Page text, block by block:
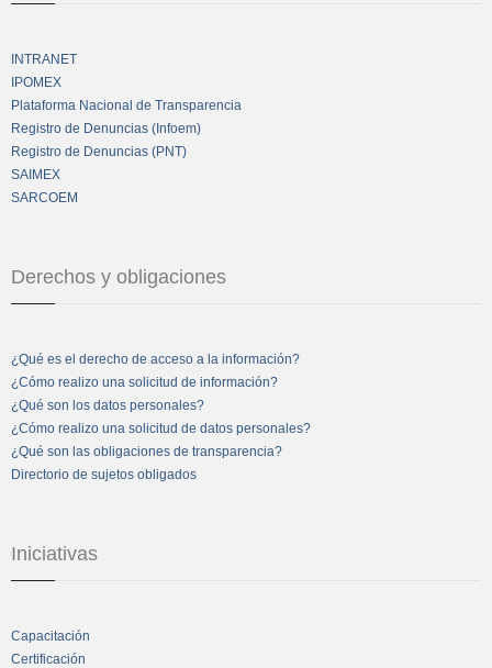
INTRANET
IPOMEX
Plataforma Nacional de Transparencia
Registro de Denuncias (Infoem)
Registro de Denuncias (PNT)
SAIMEX
SARCOEM
Derechos y obligaciones
¿Qué es el derecho de acceso a la información?
¿Cómo realizo una solicitud de información?
¿Qué son los datos personales?
¿Cómo realizo una solicitud de datos personales?
¿Qué son las obligaciones de transparencia?
Directorio de sujetos obligados
Iniciativas
Capacitación
Certificación